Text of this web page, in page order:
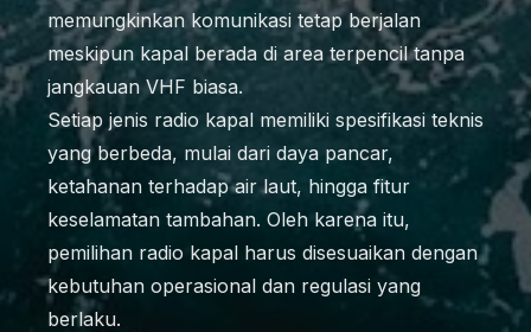
memungkinkan komunikasi tetap berjalan
meskipun kapal berada di area terpencil tanpa
jangkauan VHF biasa.
Setiap jenis radio kapal memiliki spesifikasi teknis
yang berbeda, mulai dari daya pancar,
ketahanan terhadap air laut, hingga fitur
keselamatan tambahan. Oleh karena itu,
pemilihan radio kapal harus disesuaikan dengan
kebutuhan operasional dan regulasi yang
berlaku.